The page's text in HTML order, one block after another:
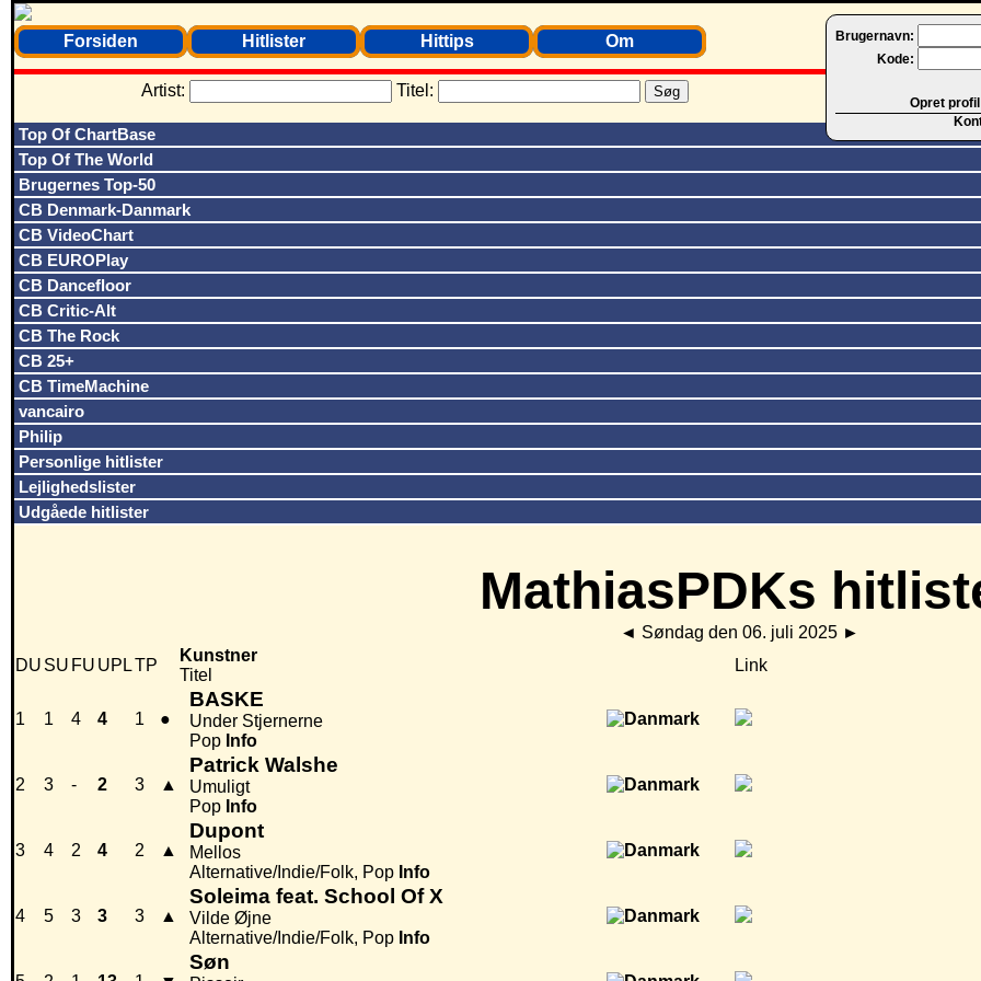
Brugernavn:
Kode:
Opret
Forsiden Hitlister Hittips Om
Artist: Titel:
Top Of ChartBase
Top Of The World
Brugernes Top-50
CB Denmark-Danmark
CB VideoChart
CB EUROPlay
CB Dancefloor
CB Critic-Alt
CB The Rock
CB 25+
CB TimeMachine
vancairo
Philip
Personlige hitlister
Lejlighedslister
Udgåede hitlister
MathiasPDKs
◄ Søndag den 06. juli 2025 ►
DU SU FU UPLTP
Kunstner
Titel
Link
1 1 4 4 1 ●
BASKE
Under Stjernerne
Pop Info
2 3 - 2 3 ▲
Patrick Walshe
Umuligt
Pop Info
3 4 2 4 2 ▲
Dupont
Mellos
Alternative/Indie/Folk, Pop Info
4 5 3 3 3 ▲
Soleima feat. School Of X
Vilde Øjne
Alternative/Indie/Folk, Pop Info
Søn